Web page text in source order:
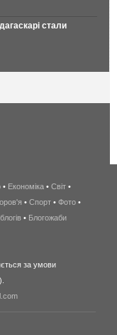
стали
беспроводной
интернет
киев
wimax
в
• Економіка • Світ •
• Спорт • Фото •
• Блогожаби
за умови